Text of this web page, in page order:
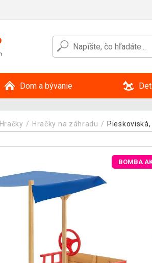
Dom a bývanie
Hračky Hračky na záhradu
BOMBA